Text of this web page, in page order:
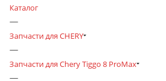
Каталог
—
Запчасти для CHERY
—
Запчасти для Chery Tiggo 8 ProMax
—